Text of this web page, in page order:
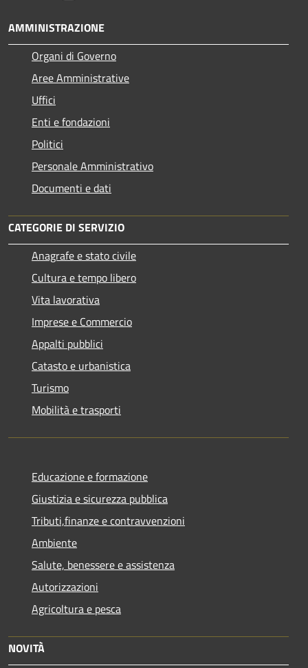
AMMINISTRAZIONE
Organi di Governo
Aree Amministrative
Uffici
Enti e fondazioni
Politici
Personale Amministrativo
Documenti e dati
CATEGORIE DI SERVIZIO
Anagrafe e stato civile
Cultura e tempo libero
Vita lavorativa
Imprese e Commercio
Appalti pubblici
Catasto e urbanistica
Turismo
Mobilità e trasporti
Educazione e formazione
Giustizia e sicurezza pubblica
Tributi,finanze e contravvenzioni
Ambiente
Salute, benessere e assistenza
Autorizzazioni
Agricoltura e pesca
NOVITÀ